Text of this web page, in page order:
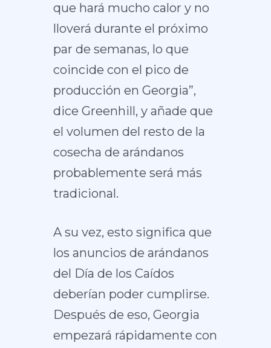
que hará mucho calor y no
lloverá durante el próximo
par de semanas, lo que
coincide con el pico de
producción en Georgia”,
dice Greenhill, y añade que
el volumen del resto de la
cosecha de arándanos
probablemente será más
tradicional.
A su vez, esto significa que
los anuncios de arándanos
del Día de los Caídos
deberían poder cumplirse.
Después de eso, Georgia
empezará rápidamente con